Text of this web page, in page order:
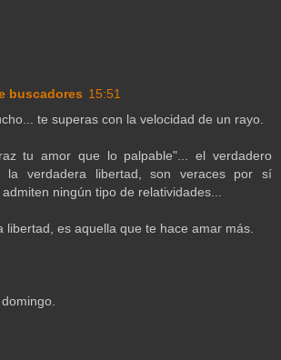
buscadores 15:51
te superas con la velocidad de un rayo.
tu amor que lo palpable"... el verdadero
la verdadera libertad, son veraces por sí
ningún tipo de relatividades...
libertad, es aquella que te hace amar más.